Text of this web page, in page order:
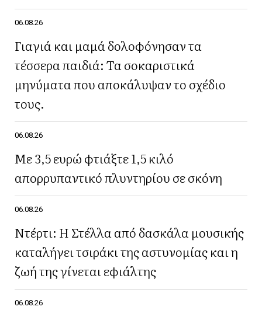
06.08.26
Γιαγιά και μαμά δολοφόνησαν τα
τέσσερα παιδιά: Τα σοκαριστικά
μηνύματα που αποκάλυψαν το σχέδιο
τους.
06.08.26
Με 3,5 ευρώ φτιάξτε 1,5 κιλό
απορρυπαντικό πλυντηρίου σε σκόνη
06.08.26
Ντέρτι: Η Στέλλα από δασκάλα μουσικής
καταλήγει τσιράκι της αστυνομίας και η
ζωή της γίνεται εφιάλτης
06.08.26